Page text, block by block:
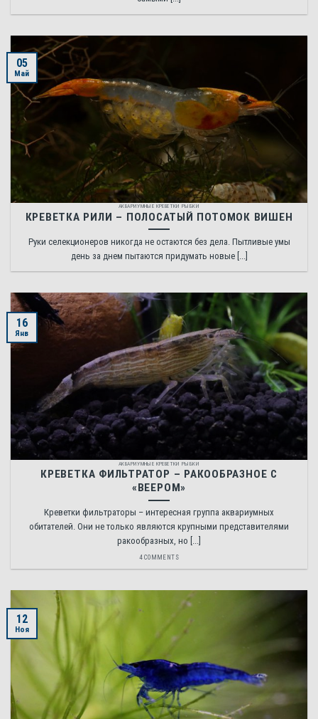
АКВАРИУМНЫЕ КРЕВЕТКИ РЫБКИ
КРЕВЕТКА РИЛИ – ПОЛОСАТЫЙ ПОТОМОК ВИШЕН
Руки селекционеров никогда не остаются без дела. Пытливые умы
день за днем пытаются придумать новые [...]
05
Май
АКВАРИУМНЫЕ КРЕВЕТКИ РЫБКИ
КРЕВЕТКА ФИЛЬТРАТОР – РАКООБРАЗНОЕ С
«ВЕЕРОМ»
Креветки фильтраторы – интересная группа аквариумных
обитателей. Они не только являются крупными представителями
ракообразных, но [...]
4 COMMENTS
16
Янв
12
Ноя